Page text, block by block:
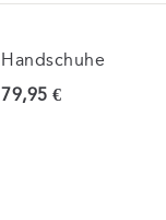
Handschuhe
Preis
79,95 €